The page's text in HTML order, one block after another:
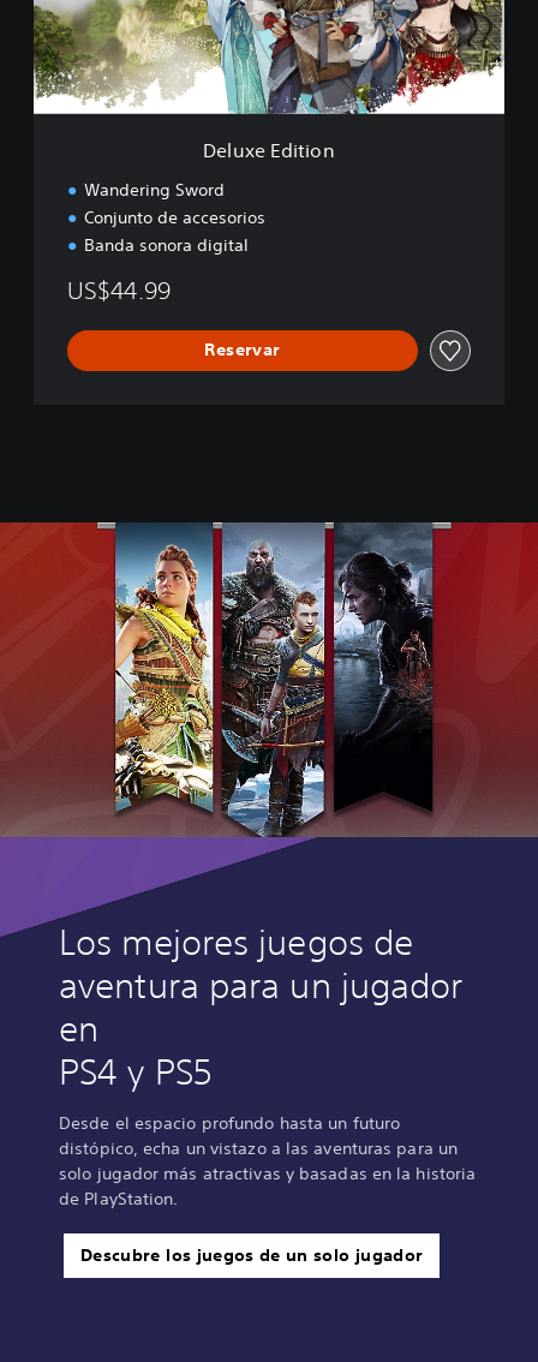
d
i
t
i
o
Deluxe Edition
Wandering Sword
Conjunto de accesorios
Banda sonora digital
US$44.99
Reservar
Los mejores juegos de
aventura para un jugador
en
PS4 y PS5
Desde el espacio profundo hasta un futuro
distópico, echa un vistazo a las aventuras para un
solo jugador más atractivas y basadas en la historia
de PlayStation.
Descubre los juegos de un solo jugador